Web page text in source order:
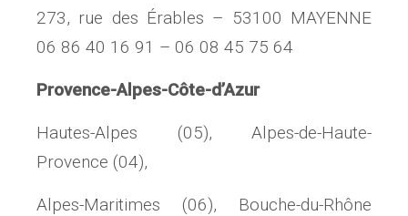
273, rue des Érables – 53100 MAYENNE
06 86 40 16 91 – 06 08 45 75 64
Provence-Alpes-Côte-d’Azur
Hautes-Alpes (05), Alpes-de-Haute-
Provence (04),
Alpes-Maritimes (06), Bouche-du-Rhône